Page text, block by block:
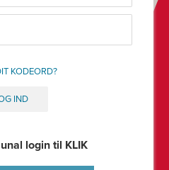
KODEORD?
IND
login til KLIK